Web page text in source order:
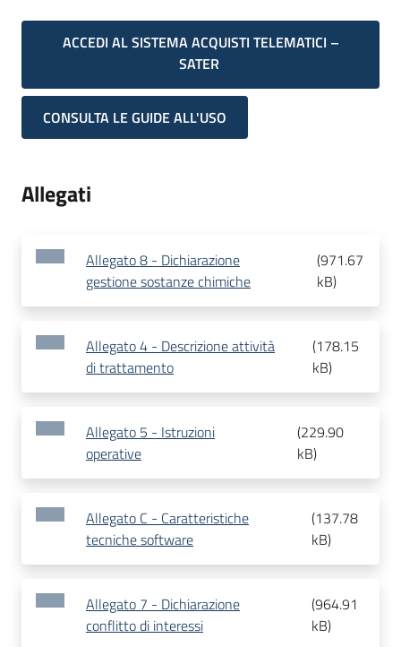
ACCEDI AL SISTEMA ACQUISTI TELEMATICI –
SATER
CONSULTA LE GUIDE ALL'USO
Allegati
Allegato 8 - Dichiarazione
gestione sostanze chimiche
(971.67
kB)
Allegato 4 - Descrizione attività
di trattamento
(178.15
kB)
Allegato 5 - Istruzioni
operative
(229.90
kB)
Allegato C - Caratteristiche
tecniche software
(137.78
kB)
Allegato 7 - Dichiarazione
conflitto di interessi
(964.91
kB)